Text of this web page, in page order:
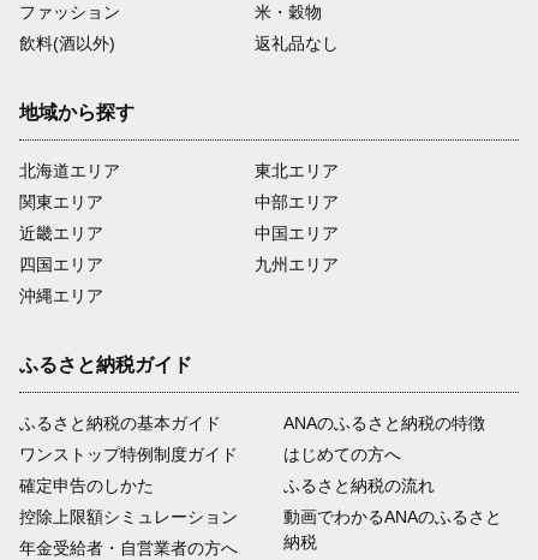
ファッション
米・穀物
飲料(酒以外)
返礼品なし
地域から探す
北海道エリア
関東エリア
近畿エリア
四国エリア
沖縄エリア
東北エリア
中部エリア
中国エリア
九州エリア
ふるさと納税ガイド
ふるさと納税の基本ガイド
ワンストップ特例制度ガイド
確定申告のしかた
控除上限額シミュレーション
年金受給者・自営業者の方へ
ANAのふるさと納税の特徴
はじめての方へ
ふるさと納税の流れ
動画でわかるANAのふるさと
納税